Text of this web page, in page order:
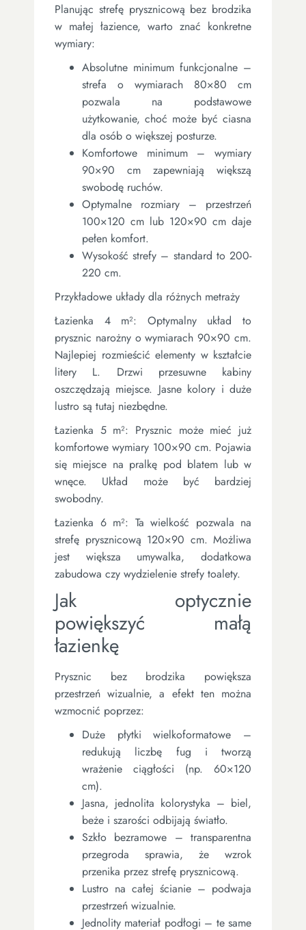
Planując strefę prysznicową bez brodzika
w małej łazience, warto znać konkretne
wymiary:
Absolutne minimum funkcjonalne –
strefa o wymiarach 80×80 cm
pozwala na podstawowe
użytkowanie, choć może być ciasna
dla osób o większej posturze.
Komfortowe minimum – wymiary
90×90 cm zapewniają większą
swobodę ruchów.
Optymalne rozmiary – przestrzeń
100×120 cm lub 120×90 cm daje
pełen komfort.
Wysokość strefy – standard to 200-
220 cm.
Przykładowe układy dla różnych metraży
Łazienka 4 m²: Optymalny układ to
prysznic narożny o wymiarach 90×90 cm.
Najlepiej rozmieścić elementy w kształcie
litery L. Drzwi przesuwne kabiny
oszczędzają miejsce. Jasne kolory i duże
lustro są tutaj niezbędne.
Łazienka 5 m²: Prysznic może mieć już
komfortowe wymiary 100×90 cm. Pojawia
się miejsce na pralkę pod blatem lub w
wnęce. Układ może być bardziej
swobodny.
Łazienka 6 m²: Ta wielkość pozwala na
strefę prysznicową 120×90 cm. Możliwa
jest większa umywalka, dodatkowa
zabudowa czy wydzielenie strefy toalety.
Jak optycznie
powiększyć małą
łazienkę
Prysznic bez brodzika powiększa
przestrzeń wizualnie, a efekt ten można
wzmocnić poprzez:
Duże płytki wielkoformatowe –
redukują liczbę fug i tworzą
wrażenie ciągłości (np. 60×120
cm).
Jasna, jednolita kolorystyka – biel,
beże i szarości odbijają światło.
Szkło bezramowe – transparentna
przegroda sprawia, że wzrok
przenika przez strefę prysznicową.
Lustro na całej ścianie – podwaja
przestrzeń wizualnie.
Jednolity materiał podłogi – te same